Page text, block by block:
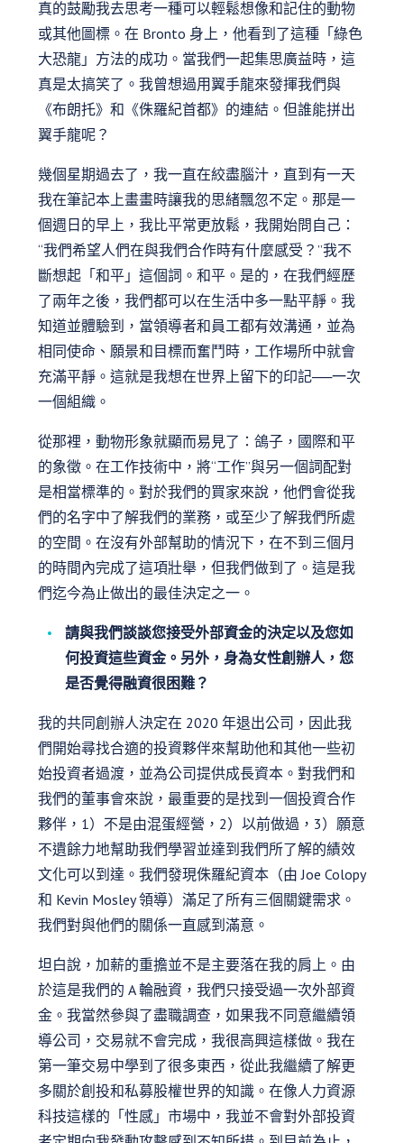
真的鼓勵我去思考一種可以輕鬆想像和記住的動物
或其他圖標。在 Bronto 身上，他看到了這種「綠色
大恐龍」方法的成功。當我們一起集思廣益時，這
真是太搞笑了。我曾想過用翼手龍來發揮我們與
《布朗托》和《侏羅紀首都》的連結。但誰能拼出
翼手龍呢？
幾個星期過去了，我一直在絞盡腦汁，直到有一天
我在筆記本上畫畫時讓我的思緒飄忽不定。那是一
個週日的早上，我比平常更放鬆，我開始問自己：
“我們希望人們在與我們合作時有什麼感受？”我不
斷想起「和平」這個詞。和平。是的，在我們經歷
了兩年之後，我們都可以在生活中多一點平靜。我
知道並體驗到，當領導者和員工都有效溝通，並為
相同使命、願景和目標而奮鬥時，工作場所中就會
充滿平靜。這就是我想在世界上留下的印記──一次
一個組織。
從那裡，動物形象就顯而易見了：鴿子，國際和平
的象徵。在工作技術中，將“工作”與另一個詞配對
是相當標準的。對於我們的買家來說，他們會從我
們的名字中了解我們的業務，或至少了解我們所處
的空間。在沒有外部幫助的情況下，在不到三個月
的時間內完成了這項壯舉，但我們做到了。這是我
們迄今為止做出的最佳決定之一。
請與我們談談您接受外部資金的決定以及您如
何投資這些資金。另外，身為女性創辦人，您
是否覺得融資很困難？
我的共同創辦人決定在 2020 年退出公司，因此我
們開始尋找合適的投資夥伴來幫助他和其他一些初
始投資者過渡，並為公司提供成長資本。對我們和
我們的董事會來說，最重要的是找到一個投資合作
夥伴，1）不是由混蛋經營，2）以前做過，3）願意
不遺餘力地幫助我們學習並達到我們所了解的績效
文化可以到達。我們發現侏羅紀資本（由 Joe Colopy
和 Kevin Mosley 領導）滿足了所有三個關鍵需求。
我們對與他們的關係一直感到滿意。
坦白說，加薪的重擔並不是主要落在我的肩上。由
於這是我們的 A 輪融資，我們只接受過一次外部資
金。我當然參與了盡職調查，如果我不同意繼續領
導公司，交易就不會完成，我很高興這樣做。我在
第一筆交易中學到了很多東西，從此我繼續了解更
多關於創投和私募股權世界的知識。在像人力資源
科技這樣的「性感」市場中，我並不會對外部投資